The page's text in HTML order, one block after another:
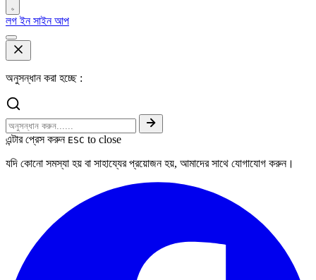
লগ ইনসাইন আপ
অনুসন্ধান করা হচ্ছে :
এন্টার প্রেস করুন ESC to close
যদি কোনো সমস্যা হয় বা সাহায্যের প্রয়োজন হয়, আমাদের সাথে যোগাযোগ করুন।